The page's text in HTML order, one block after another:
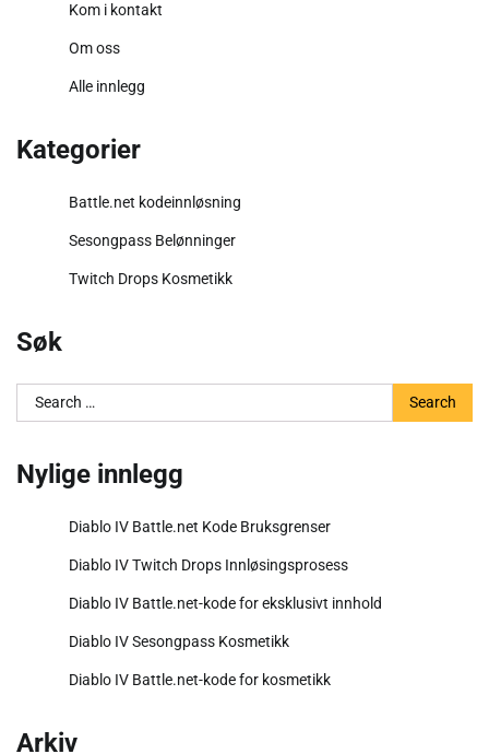
Kom i kontakt
Om oss
Alle innlegg
Kategorier
Battle.net kodeinnløsning
Sesongpass Belønninger
Twitch Drops Kosmetikk
Søk
Search
for:
Nylige innlegg
Diablo IV Battle.net Kode Bruksgrenser
Diablo IV Twitch Drops Innløsingsprosess
Diablo IV Battle.net-kode for eksklusivt innhold
Diablo IV Sesongpass Kosmetikk
Diablo IV Battle.net-kode for kosmetikk
Arkiv